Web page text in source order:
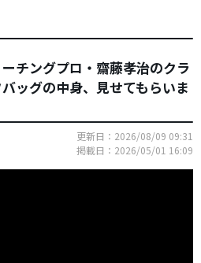
チングプロ・齋藤孝治のクラ
ッグの中身、見せてもらいま
更新日：2026/08/09 09:31
掲載日：2026/05/01 16:09